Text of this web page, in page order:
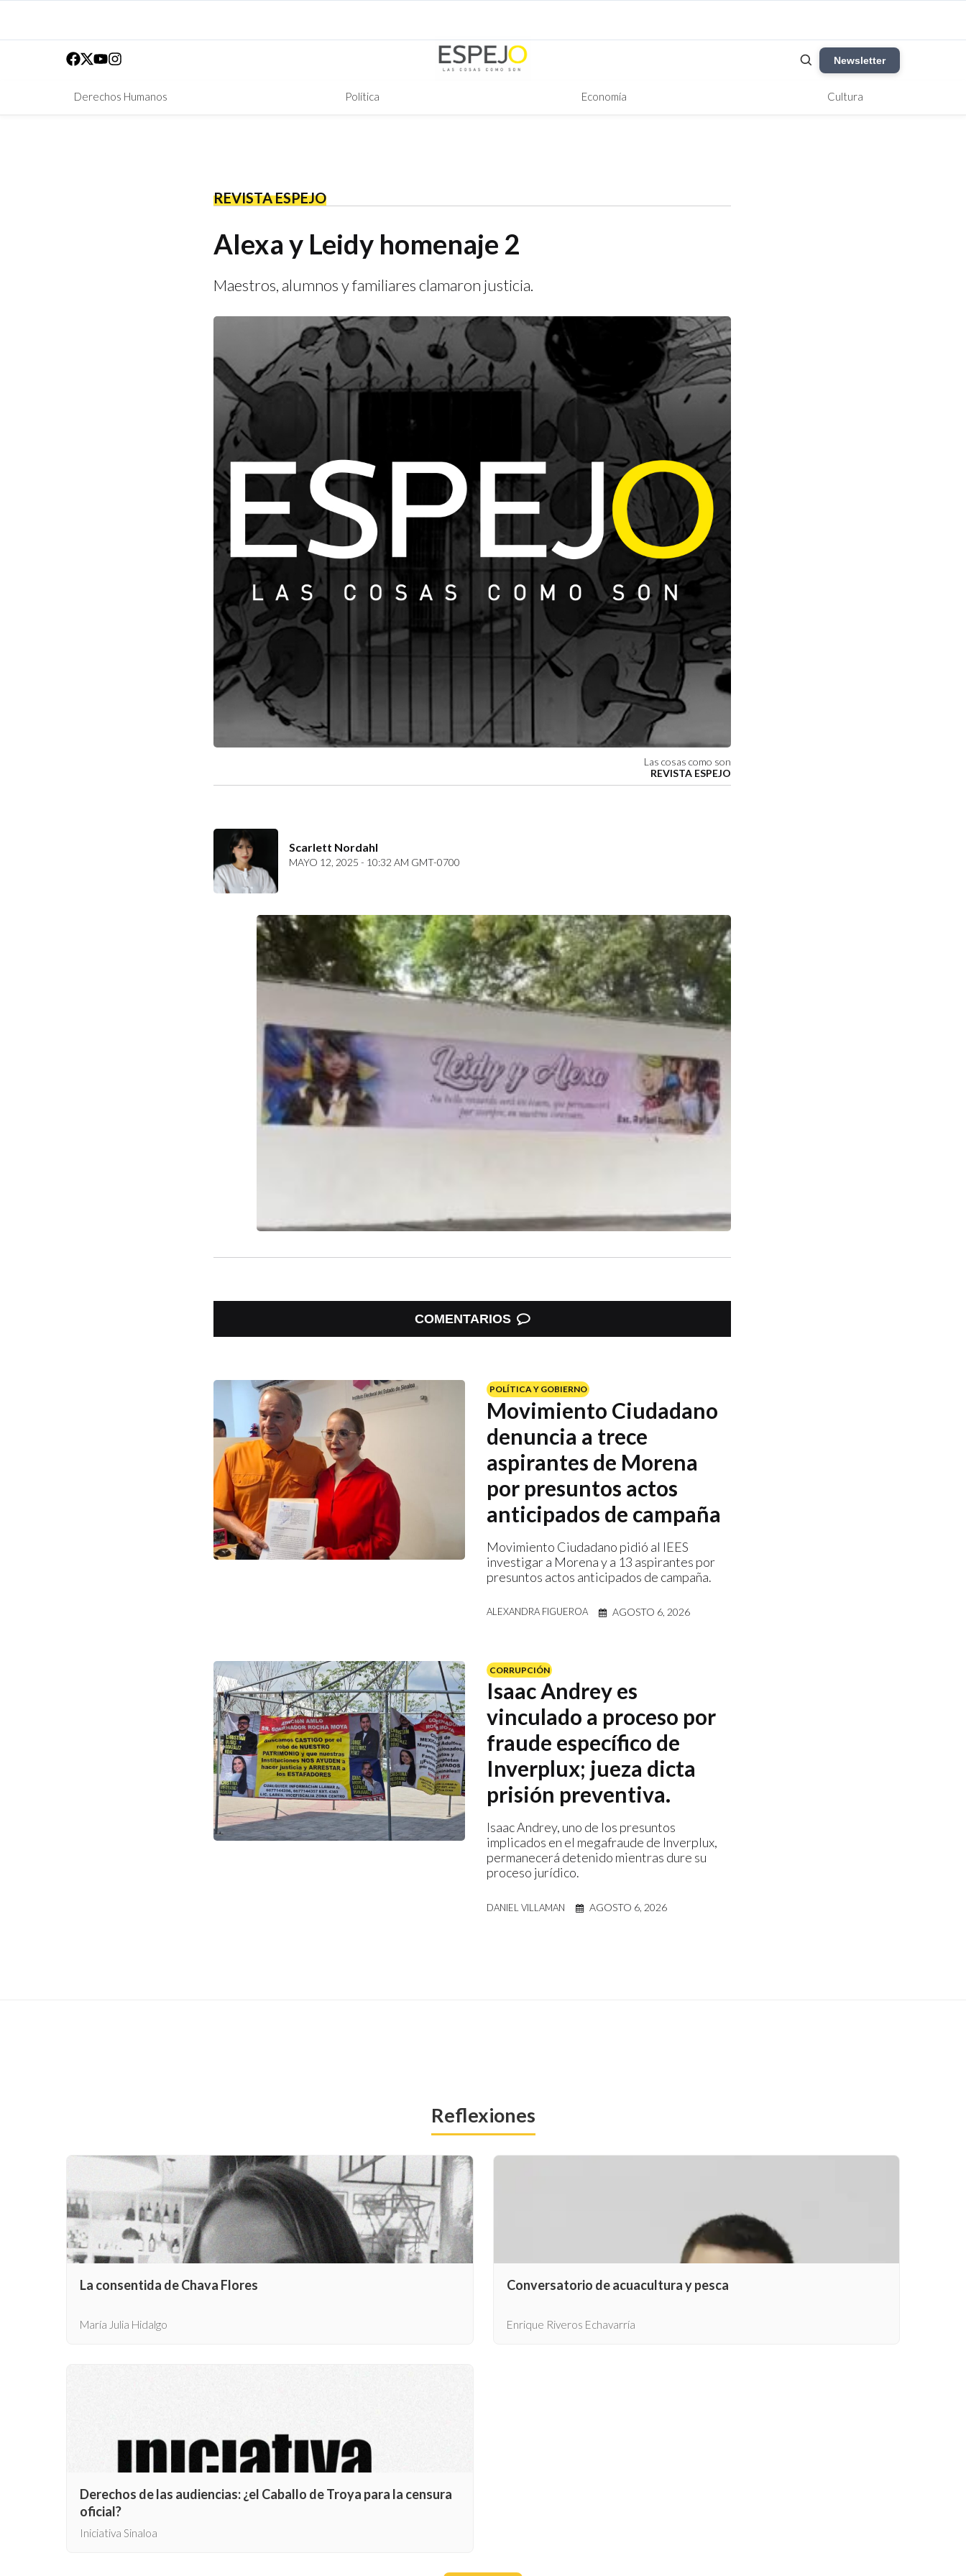
Newsletter
Derechos Humanos Política Economía Cultura
REVISTA ESPEJO
Alexa y Leidy homenaje 2
Maestros, alumnos y familiares clamaron justicia.
Las cosas como son
REVISTA ESPEJO
Scarlett Nordahl
MAYO 12, 2025 - 10:32 AM GMT-0700
COMENTARIOS
POLÍTICA Y GOBIERNO
Movimiento Ciudadano
denuncia a trece
aspirantes de Morena
por presuntos actos
anticipados de campaña
Movimiento Ciudadano pidió al IEES
investigar a Morena y a 13 aspirantes por
presuntos actos anticipados de campaña.
ALEXANDRA FIGUEROA AGOSTO 6, 2026
CORRUPCIÓN
Isaac Andrey es
vinculado a proceso por
fraude específico de
Inverplux; jueza dicta
prisión preventiva.
Isaac Andrey, uno de los presuntos
implicados en el megafraude de Inverplux,
permanecerá detenido mientras dure su
proceso jurídico.
DANIEL VILLAMAN AGOSTO 6, 2026
Reflexiones
La consentida de Chava Flores
María Julia Hidalgo
Conversatorio de acuacultura y pesca
Enrique Riveros Echavarría
Derechos de las audiencias: ¿el Caballo de Troya para la censura
oficial?
Iniciativa Sinaloa